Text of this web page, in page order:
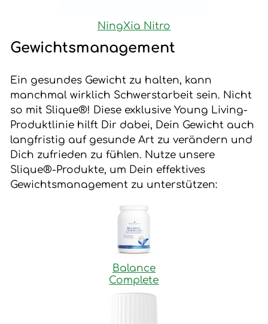
NingXia Nitro
Gewichtsmanagement
Ein gesundes Gewicht zu halten, kann
manchmal wirklich Schwerstarbeit sein. Nicht
so mit Slique®! Diese exklusive Young Living-
Produktlinie hilft Dir dabei, Dein Gewicht auch
langfristig auf gesunde Art zu verändern und
Dich zufrieden zu fühlen. Nutze unsere
Slique®-Produkte, um Dein effektives
Gewichtsmanagement zu unterstützen:
Balance
Complete